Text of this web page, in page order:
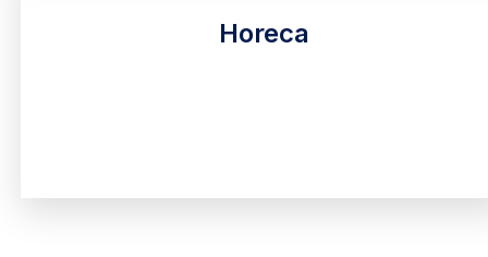
Horeca